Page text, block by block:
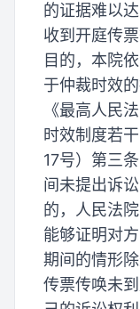
的证据难以
收到开庭传
目的，本院
于仲裁时效
《最高人民
时效制度若
17号）第三
间未提出诉
的，人民法
能够证明对
期间的情形
传票传唤未